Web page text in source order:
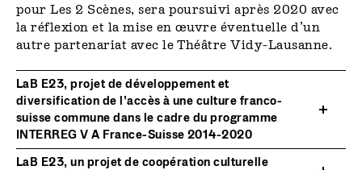
pour Les 2 Scènes, sera poursuivi après 2020 avec
la réflexion et la mise en œuvre éventuelle d’un
autre partenariat avec le Théâtre Vidy-Lausanne.
LaB E23, projet de développement et
diversification de l’accès à une culture franco-
suisse commune dans le cadre du programme
INTERREG V A France-Suisse 2014-2020
LaB E23, un projet de coopération culturelle